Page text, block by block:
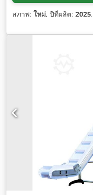
สภาพ: ใหม่, ปีที่ผลิต: 2025,